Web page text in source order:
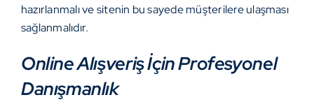
hazırlanmalı ve sitenin bu sayede müşterilere ulaşması
sağlanmalıdır.
Online Alışveriş İçin Profesyonel
Danışmanlık